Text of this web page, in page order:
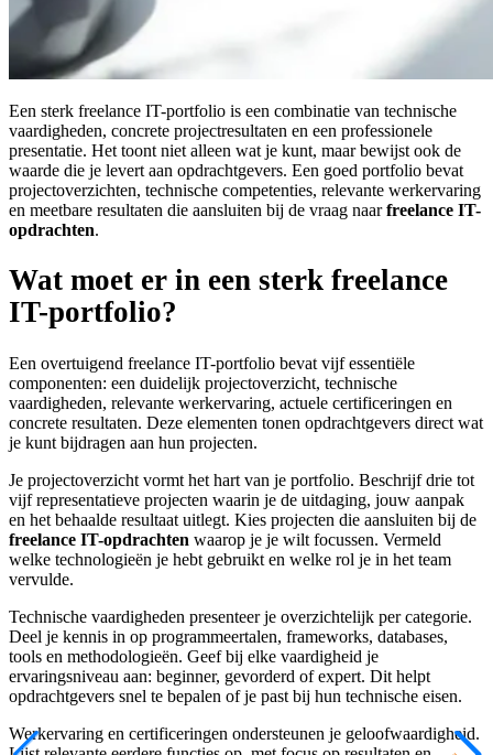
Een sterk freelance IT-portfolio is een combinatie van technische
vaardigheden, concrete projectresultaten en een professionele
presentatie. Het toont niet alleen wat je kunt, maar bewijst ook de
waarde die je levert aan opdrachtgevers. Een goed portfolio bevat
projectoverzichten, technische competenties, relevante werkervaring
en meetbare resultaten die aansluiten bij de vraag naarfreelance IT-
opdrachten.
Wat moet er in een sterk freelance
IT-portfolio?
Een overtuigend freelance IT-portfolio bevat vijf essentiële
componenten: een duidelijk projectoverzicht, technische
vaardigheden, relevante werkervaring, actuele certificeringen en
concrete resultaten. Deze elementen tonen opdrachtgevers direct wat
je kunt bijdragen aan hun projecten.
Je projectoverzicht vormt het hart van je portfolio. Beschrijf drie tot
vijf representatieve projecten waarin je de uitdaging, jouw aanpak
en het behaalde resultaat uitlegt. Kies projecten die aansluiten bij de
freelance IT-opdrachten waarop je je wilt focussen. Vermeld
welke technologieën je hebt gebruikt en welke rol je in het team
vervulde.
Technische vaardigheden presenteer je overzichtelijk per categorie.
Deel je kennis in op programmeertalen, frameworks, databases,
tools en methodologieën. Geef bij elke vaardigheid je
ervaringsniveau aan: beginner, gevorderd of expert. Dit helpt
opdrachtgevers snel te bepalen of je past bij hun technische eisen.
Werkervaring en certificeringen ondersteunen je geloofwaardigheid.